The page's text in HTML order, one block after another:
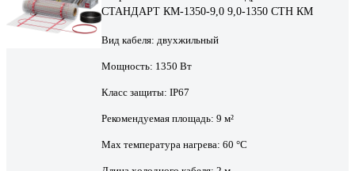
СТАНДАРТ КМ-1350-9,0 9,0-1350 СТН КМ
Вид кабеля: двухжильный
Мощность: 1350 Вт
Класс защиты: IP67
Рекомендуемая площадь: 9 м²
Max температура нагрева: 60 °С